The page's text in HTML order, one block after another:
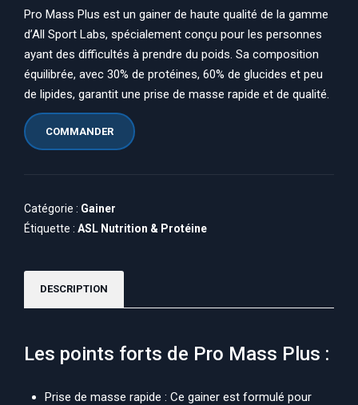
Pro Mass Plus est un gainer de haute qualité de la gamme
d’All Sport Labs, spécialement conçu pour les personnes
ayant des difficultés à prendre du poids. Sa composition
équilibrée, avec 30% de protéines, 60% de glucides et peu
de lipides, garantit une prise de masse rapide et de qualité.
COMMANDER
Catégorie : Gainer
Étiquette : ASL Nutrition & Protéine
DESCRIPTION
Les points forts de Pro Mass Plus :
Prise de masse rapide : Ce gainer est formulé pour